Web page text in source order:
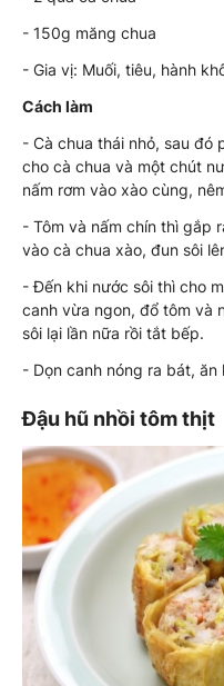
- 150g măng chua
- Gia vị: Muối, tiêu, hành
Cách làm
- Cà chua thái nhỏ, sau đó
cho cà chua và một chút
nấm rơm vào xào cùng,
- Tôm và nấm chín thì gắp
vào cà chua xào, đun sôi
- Đến khi nước sôi thì cho
canh vừa ngon, đổ tôm và
sôi lại lần nữa rồi tắt bếp.
- Dọn canh nóng ra bát, ăn
Đậu hũ nhồi tôm thịt